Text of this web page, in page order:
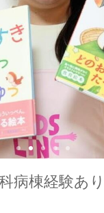
病棟経験あ